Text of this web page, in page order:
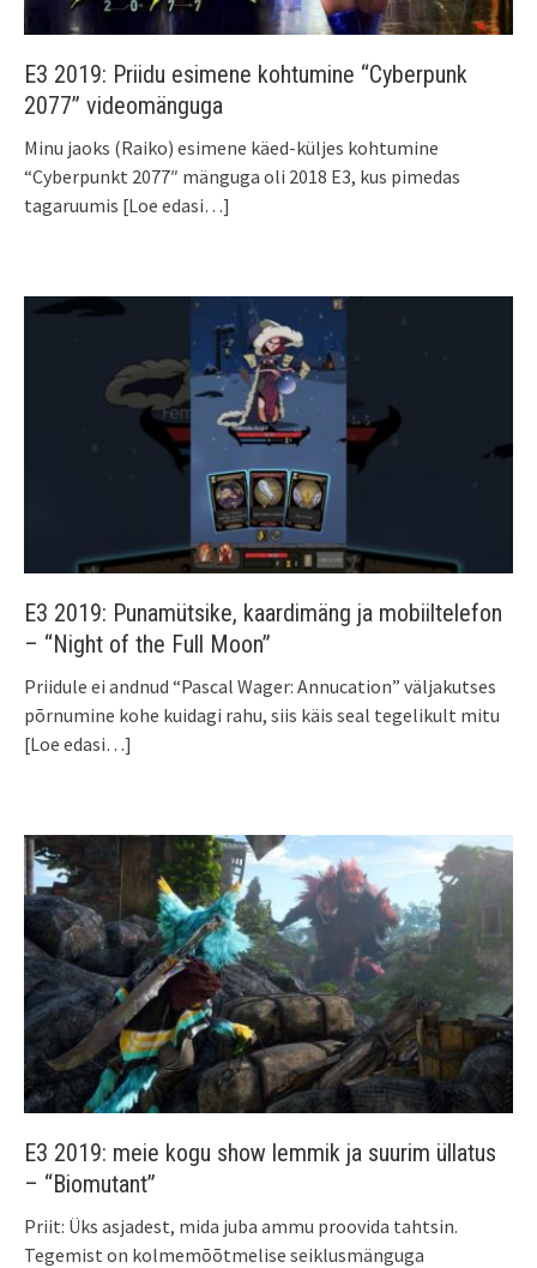
E3 2019: Priidu esimene kohtumine “Cyberpunk
2077” videomänguga
Minu jaoks (Raiko) esimene käed-küljes kohtumine
“Cyberpunkt 2077″ mänguga oli 2018 E3, kus pimedas
tagaruumis [Loe edasi…]
E3 2019: Punamütsike, kaardimäng ja mobiiltelefon
– “Night of the Full Moon”
Priidule ei andnud “Pascal Wager: Annucation” väljakutses
põrnumine kohe kuidagi rahu, siis käis seal tegelikult mitu
[Loe edasi…]
E3 2019: meie kogu show lemmik ja suurim üllatus
– “Biomutant”
Priit: Üks asjadest, mida juba ammu proovida tahtsin.
Tegemist on kolmemõõtmelise seiklusmänguga